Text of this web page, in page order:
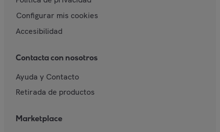
Configurar mis cookies
Accesibilidad
Contacta con nosotros
Ayuda y Contacto
Retirada de productos
Marketplace